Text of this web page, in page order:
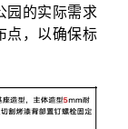
园的实际需求
点，以确保标